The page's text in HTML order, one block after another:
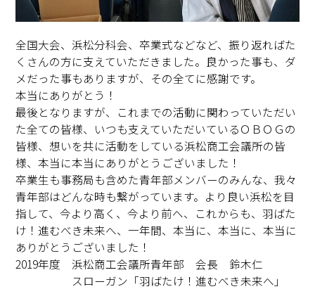
全国大会、浜松分科会、卒業式などなど、振り返ればた
くさんの方に支えていただきました。良かった事も、ダ
メだった事もありますが、その全てに感謝です。
本当にありがとう！
最後となりますが、これまでの活動に関わっていただい
た全ての皆様、いつも支えていただいているＯＢＯＧの
皆様、想いを共に活動をしている浜松商工会議所の皆
様、本当に本当にありがとうございました！
卒業生も事務局も含めた青年部メンバーのみんな、我々
青年部はどんな時も繋がっています。より良い浜松を目
指して、今より高く、今より前へ、これからも、羽ばた
け！進むべき未来へ、一年間、本当に、本当に、本当に
ありがとうございました！
2019年度 浜松商工会議所青年部 会長 鈴木仁
スローガン「羽ばたけ！進むべき未来へ」